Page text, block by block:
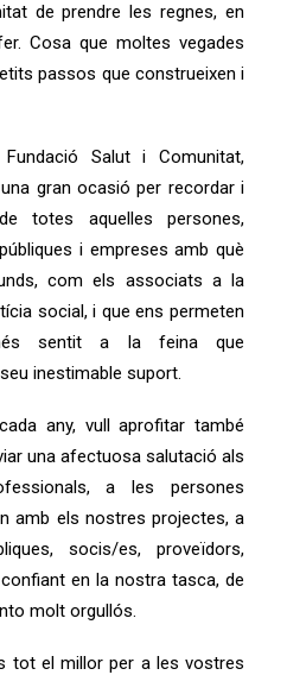
de prendre les regnes, en
Cosa que moltes vegades
passos que construeixen i
Salut i Comunitat,
gran ocasió per recordar i
totes aquelles persones,
i empreses amb què
com els associats a la
social, i que ens permeten
sentit a la feina que
inestimable suport.
any, vull aprofitar també
una afectuosa salutació als
a les persones
amb els nostres projectes, a
socis/es, proveïdors,
en la nostra tasca, de
molt orgullós.
tot el millor per a les vostres